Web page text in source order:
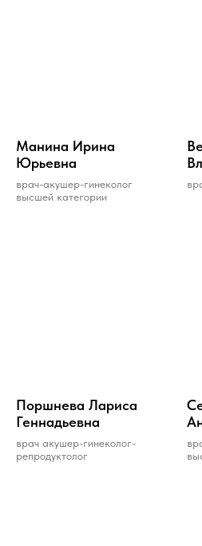
Мaнинa Иринa
Юрьевнa
врач-акушер-гинеколог
высшей категории
Поршневa Лaрисa
Геннaдьевнa
врач акушер-гинеколог-
репродуктолог